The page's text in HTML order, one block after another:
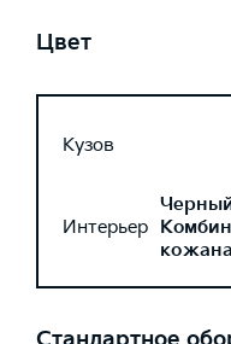
Цвет
Кузов
Интерьер